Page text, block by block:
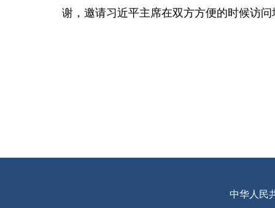
谢，邀请习近平主席在双方方便的时候访
中华人民